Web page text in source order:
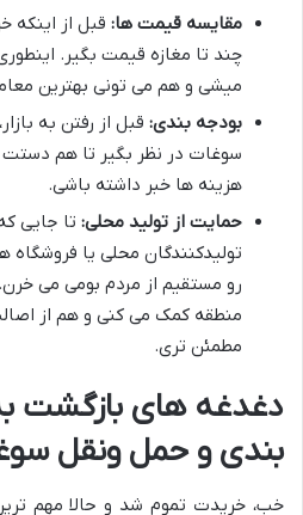
مقایسه قیمت ها: قبل از اینکه
چند تا مغازه قیمت بگیر.
میشی و هم می تونی بهترین
بودجه بندی: قبل از رفتن به
سوغات در نظر بگیر تا هم دستت
هزینه ها خبر داشته باشی.
حمایت از تولید محلی: تا جایی
تولیدکنندگان محلی یا
رو مستقیم از مردم بومی می
منطقه کمک می کنی و هم از
مطمئن تری.
دغدغه های بازگشت
بندی و حمل ونقل
خب، خریدت تموم شد و حالا مهم